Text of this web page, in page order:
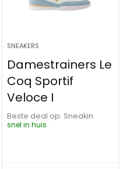
SNEAKERS
Damestrainers Le
Coq Sportif
Veloce I
Beste deal op:
Sneakin
snel in huis